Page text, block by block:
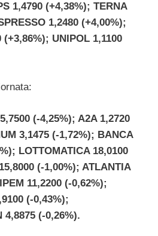
1,4790 (+4,38%); TERNA
1,2480 (+4,00%);
(+3,86%); UNIPOL 1,1100
(-4,25%); A2A 1,2720
3,1475 (-1,72%); BANCA
LOTTOMATICA 18,0100
(-1,00%); ATLANTIA
11,2200 (-0,62%);
(-0,43%);
4,8875 (-0,26%).